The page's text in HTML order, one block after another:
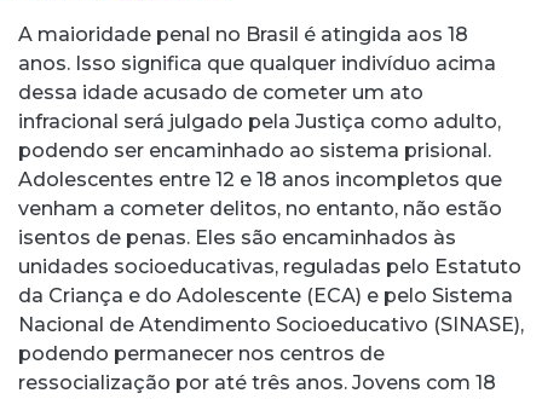
A maioridade penal no Brasil é atingida aos 18
anos. Isso significa que qualquer indivíduo acima
dessa idade acusado de cometer um ato
infracional será julgado pela Justiça como adulto,
podendo ser encaminhado ao sistema prisional.
Adolescentes entre 12 e 18 anos incompletos que
venham a cometer delitos, no entanto, não estão
isentos de penas. Eles são encaminhados às
unidades socioeducativas, reguladas pelo Estatuto
da Criança e do Adolescente (ECA) e pelo Sistema
Nacional de Atendimento Socioeducativo (SINASE),
podendo permanecer nos centros de
ressocialização por até três anos. Jovens com 18